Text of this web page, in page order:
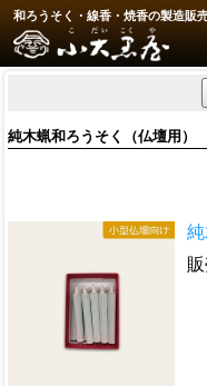
和ろうそく・線香・焼香の製造販
純木蝋和ろうそく（仏壇用）